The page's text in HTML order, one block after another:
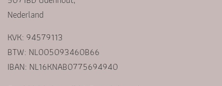
Nederland
KVK: 94579113
BTW: NL005093460B66
IBAN: NL16KNAB0775694940